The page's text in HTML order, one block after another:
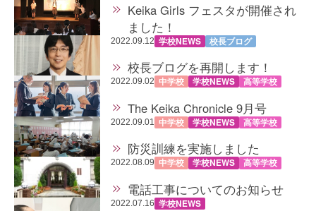
Keika Girls フェスタが開催され
ました！
2022.09.12 学校NEWS 校長ブログ
校長ブログを再開します！
2022.09.02 中学校 学校NEWS 高等学校
The Keika Chronicle 9月号
2022.09.01 中学校 学校NEWS 高等学校
防災訓練を実施しました
2022.08.09 中学校 学校NEWS 高等学校
電話工事についてのお知らせ
2022.07.16 学校NEWS